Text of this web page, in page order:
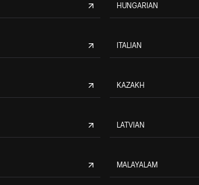
HUNGARIAN
ITALIAN
KAZAKH
LATVIAN
MALAYALAM